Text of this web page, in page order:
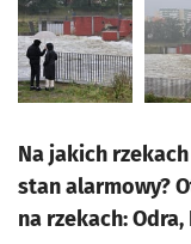
Na jakich
stan alarmowy?
na rzekach: Odra,